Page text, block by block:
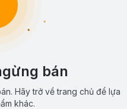
bán
Hãy trở về trang chủ để lựa
khác.